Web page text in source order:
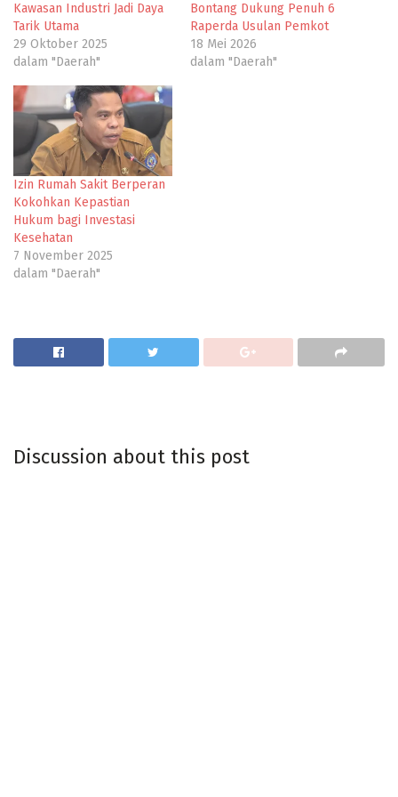
Kawasan Industri Jadi Daya
Tarik Utama
29 Oktober 2025
dalam "Daerah"
Bontang Dukung Penuh 6
Raperda Usulan Pemkot
18 Mei 2026
dalam "Daerah"
Izin Rumah Sakit Berperan
Kokohkan Kepastian
Hukum bagi Investasi
Kesehatan
7 November 2025
dalam "Daerah"
Discussion about this post